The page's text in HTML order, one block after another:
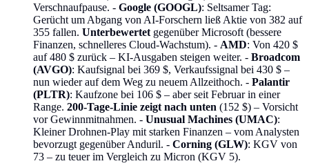
Verschnaufpause. - Google (GOOGL): Seltsamer Tag:
Gerücht um Abgang von AI-Forschern ließ Aktie von 382 auf
355 fallen. Unterbewertet gegenüber Microsoft (bessere
Finanzen, schnelleres Cloud-Wachstum). - AMD: Von 420 $
auf 480 $ zurück – KI-Ausgaben steigen weiter. - Broadcom
(AVGO): Kaufsignal bei 369 $, Verkaufssignal bei 430 $ –
nun wieder auf dem Weg zu neuem Allzeithoch. - Palantir
(PLTR): Kaufzone bei 106 $ – aber seit Februar in einer
Range. 200-Tage-Linie zeigt nach unten (152 $) – Vorsicht
vor Gewinnmitnahmen. - Unusual Machines (UMAC):
Kleiner Drohnen-Play mit starken Finanzen – vom Analysten
bevorzugt gegenüber Anduril. - Corning (GLW): KGV von
73 – zu teuer im Vergleich zu Micron (KGV 5).